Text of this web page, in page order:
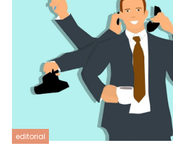
editorial